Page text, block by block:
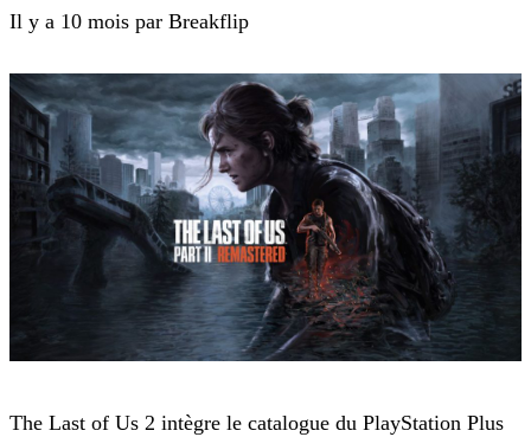
Il y a 10 mois par Breakflip
The Last of Us 2 intègre le catalogue du PlayStation Plus